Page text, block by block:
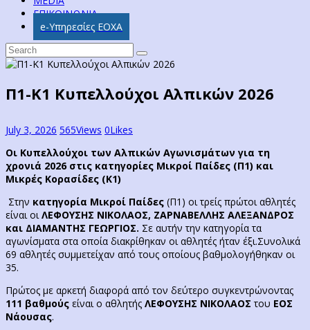
ΕΠΙΚΟΙΝΩΝΙΑ
e-Υπηρεσίες ΕΟΧΑ
Π1-Κ1 Κυπελλούχοι Αλπικών 2026
July 3, 2026 565Views 0Likes
Οι Κυπελλούχοι των Αλπικών Αγωνισμάτων για τη
χρονιά 2026 στις κατηγορίες Μικροί Παίδες (Π1) και
Μικρές Κορασίδες (Κ1)
Στην κατηγορία Μικροί Παίδες (Π1) οι τρείς πρώτοι αθλητές
είναι οιΛΕΦΟΥΣΗΣ ΝΙΚΟΛΑΟΣ, ΖΑΡΝΑΒΕΛΛΗΣ ΑΛΕΞΑΝΔΡΟΣ
και ΔΙΑΜΑΝΤΗΣ ΓΕΩΡΓΙΟΣ. Σε αυτήν την κατηγορία τα
αγωνίσματα στα οποία διακρίθηκαν οι αθλητές ήταν έξι.Συνολικά
69 αθλητές συμμετείχαν από τους οποίους βαθμολογήθηκαν οι
35.
Πρώτος με αρκετή διαφορά από τον δεύτερο συγκεντρώνοντας
111 βαθμούς είναι ο αθλητής ΛΕΦΟΥΣΗΣ ΝΙΚΟΛΑΟΣ του ΕΟΣ
Νάουσας.